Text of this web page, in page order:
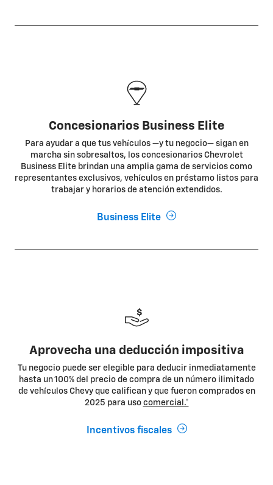
Concesionarios Business Elite
Para ayudar a que tus vehículos —y tu negocio— sigan en
marcha sin sobresaltos, los concesionarios Chevrolet
Business Elite brindan una amplia gama de servicios como
representantes exclusivos, vehículos en préstamo listos para
trabajar y horarios de atención extendidos.
Business Elite
Aprovecha una deducción impositiva
Tu negocio puede ser elegible para deducir inmediatamente
hasta un 100% del precio de compra de un número ilimitado
de vehículos Chevy que califican y que fueron comprados en
2025 para uso comercial.*
Incentivos fiscales